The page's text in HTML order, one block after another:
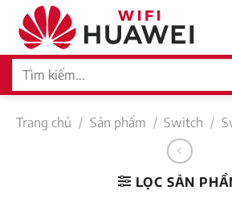
qua
dung
Tìm
Trang chủ / Sản phẩm / Switch /
LỌC SẢN